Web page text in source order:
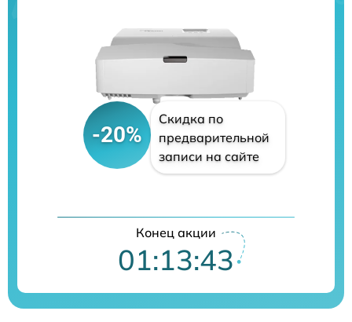
-20%
Скидка по
предварительной
записи на сайте
Конец акции
01:13:42